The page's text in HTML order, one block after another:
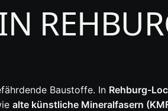
Baustoffe. In Rehburg-
alte künstliche Mineralfasern